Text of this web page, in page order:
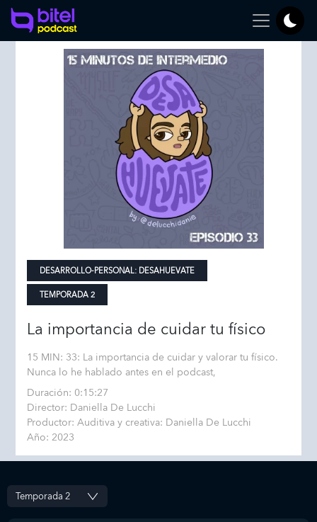
DESARROLLO-PERSONAL: DESAHUEVATE
TEMPORADA 2
La importancia de cuidar tu físico
15 MIN: 33: La importancia de cuidar y valorar tu físico.
Nunca lo he hablado antes en el podcast,
Duración: 0:15:27
Director: Daniella De Lucchi
Productor: Auditiva y creativa: Daniella De Lucchi
Año: 2023